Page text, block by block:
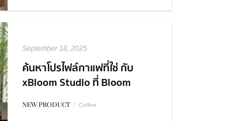
September 18, 2025
ค้นหาโปรไฟล์กาแฟที่ใช่ กับ
xBloom Studio ที่ Bloom
Experience Store Central
World
NEW PRODUCT / Coffee